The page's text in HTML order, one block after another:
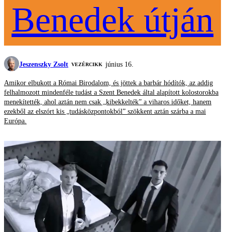
Benedek útján
Jeszenszky Zsolt VEZÉRCIKK június 16.
Amikor elbukott a Római Birodalom, és jöttek a barbár hódítók, az addig
felhalmozott mindenféle tudást a Szent Benedek által alapított kolostorokba
menekítették, ahol aztán nem csak „kibekkelték” a viharos időket, hanem
ezekből az elszórt kis „tudásközpontokból” szökkent aztán szárba a mai
Európa.